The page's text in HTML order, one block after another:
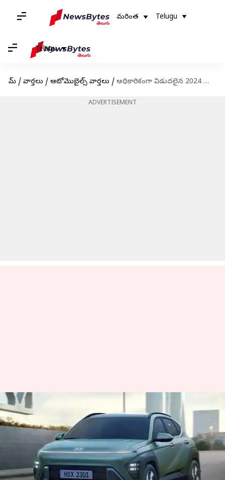
మరింత Telugu
Telugu
హోమ్ / వార్తలు / ఆటోమొబైల్స్ వార్తలు / అధికారికంగా విడుదలైన 2024 హ్యుందాయ్ కోనా SUV
ADVERTISEMENT
అధికారికంగా విడుదలైన 2024
హ్యుందాయ్ కోనా SUV
Nishkala Sathivada Mar 07, 2023 08:42 pm
ఈ వార్తాకథనం ఏంటి